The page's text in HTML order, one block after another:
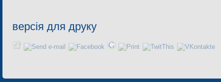
версія для друку